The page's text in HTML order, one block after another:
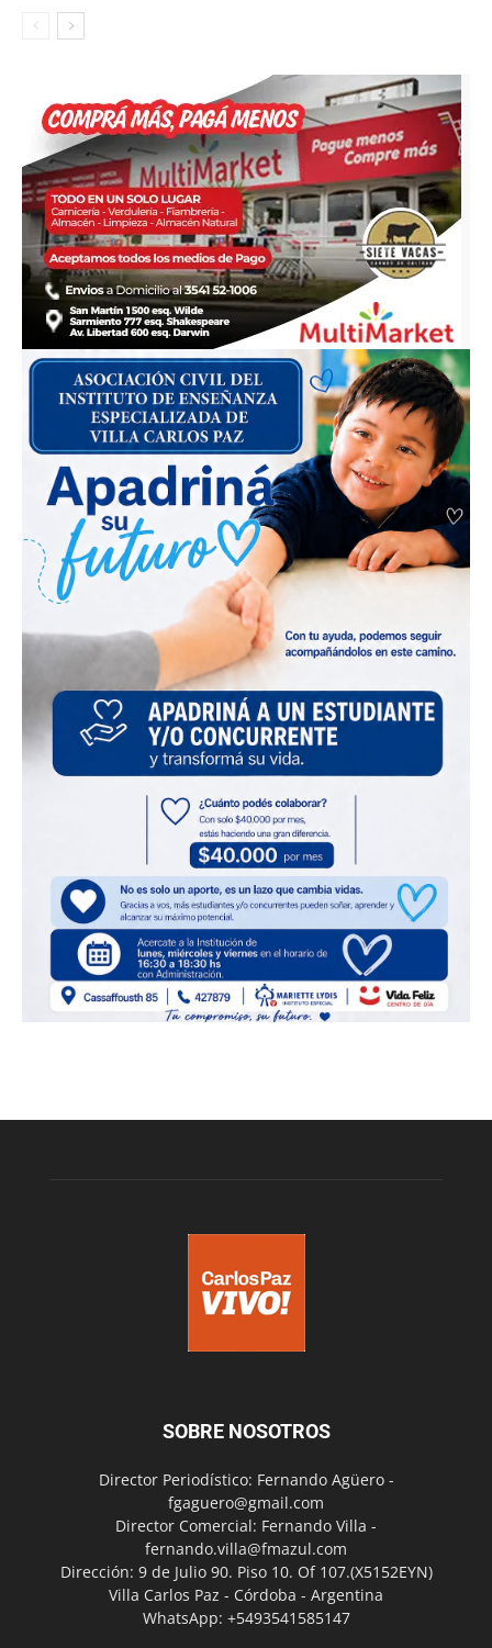
SOBRE NOSOTROS
Director Periodístico: Fernando Agüero -
fgaguero@gmail.com
Director Comercial: Fernando Villa -
fernando.villa@fmazul.com
Dirección: 9 de Julio 90. Piso 10. Of 107.(X5152EYN)
Villa Carlos Paz - Córdoba - Argentina
WhatsApp: +5493541585147